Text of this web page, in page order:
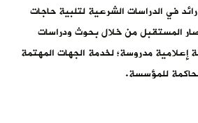
في الدراسات الشرعية لتلبية حاجات
المستقبل من خلال بحوث ودراسات
مدروسة؛ لخدمة الجهات المهتمة
للمؤسسة.